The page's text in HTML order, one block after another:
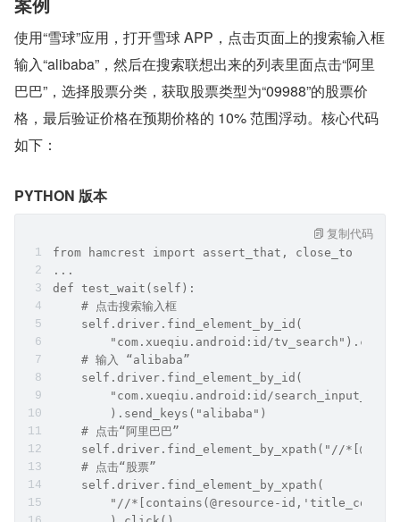
使用“雪球”应用，打开雪球 APP，点击页面上的搜索输入框
输入“alibaba”，然后在搜索联想出来的列表里面点击“阿里
巴巴”，选择股票分类，获取股票类型为“09988”的股票价
格，最后验证价格在预期价格的 10% 范围浮动。核心代码
如下：
PYTHON 版本
from hamcrest import assert_that, close_to
...
def test_wait(self):
    # 点击搜索输入框
    self.driver.find_element_by_id(
"com.xueqiu.android:id/
    # 输入 “alibaba”
    self.driver.find_element_by_id(
"com.xueqiu.android:id/
        ).send_keys("alibaba")
    # 点击“阿里巴巴”
self.driver.find_element_by_xpath("//
    # 点击“股票”
    self.driver.find_element_by_xpath(
"//*[contains(@resource-
复制代码